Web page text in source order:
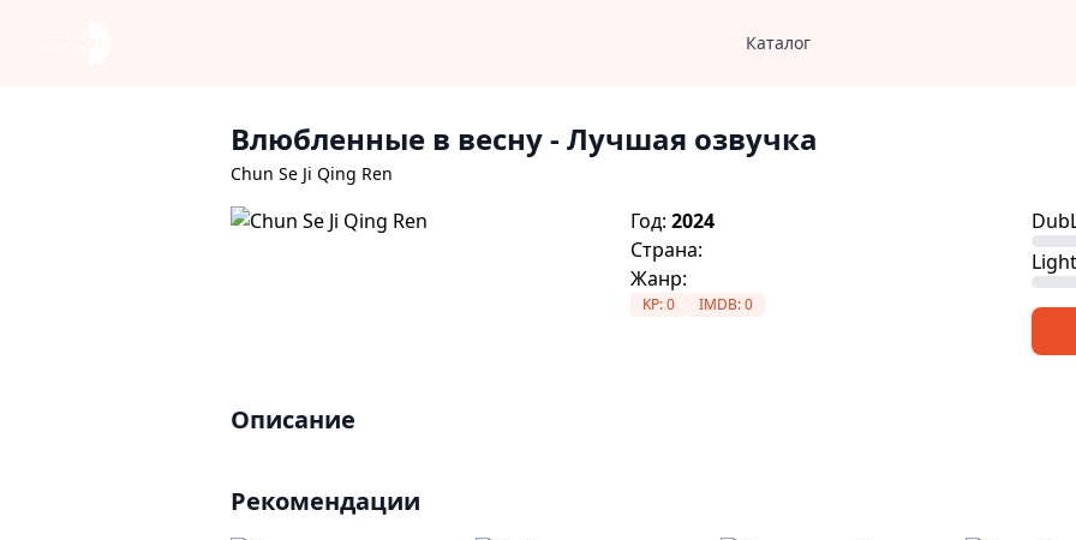
Каталог
Влюбленные в весну- Лучшая озвучка
Chun Se Ji Qing Ren
Год:2024
Страна:
Жанр:
KP:0 IMDB:0
Описание
Рекомендации